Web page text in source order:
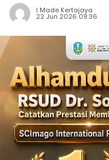
I Made Kertajaya
22 Jun 2026 09:36